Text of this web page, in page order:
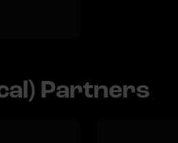
Partners